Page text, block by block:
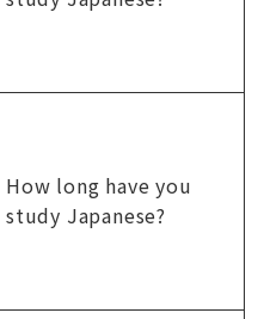
How long have you
study Japanese?